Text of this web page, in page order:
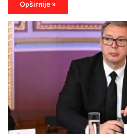
Opširnije »